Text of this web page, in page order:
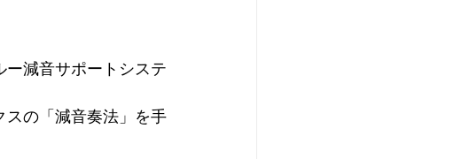
ー減音サポートシステ
スの「減音奏法」を手